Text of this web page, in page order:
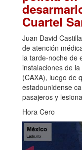
Cuartel
Juan David
de atención
la tarde-noche de
instalaciones de
(CAXA), luego de
estadounidense
pasajeros y
Hora Cero